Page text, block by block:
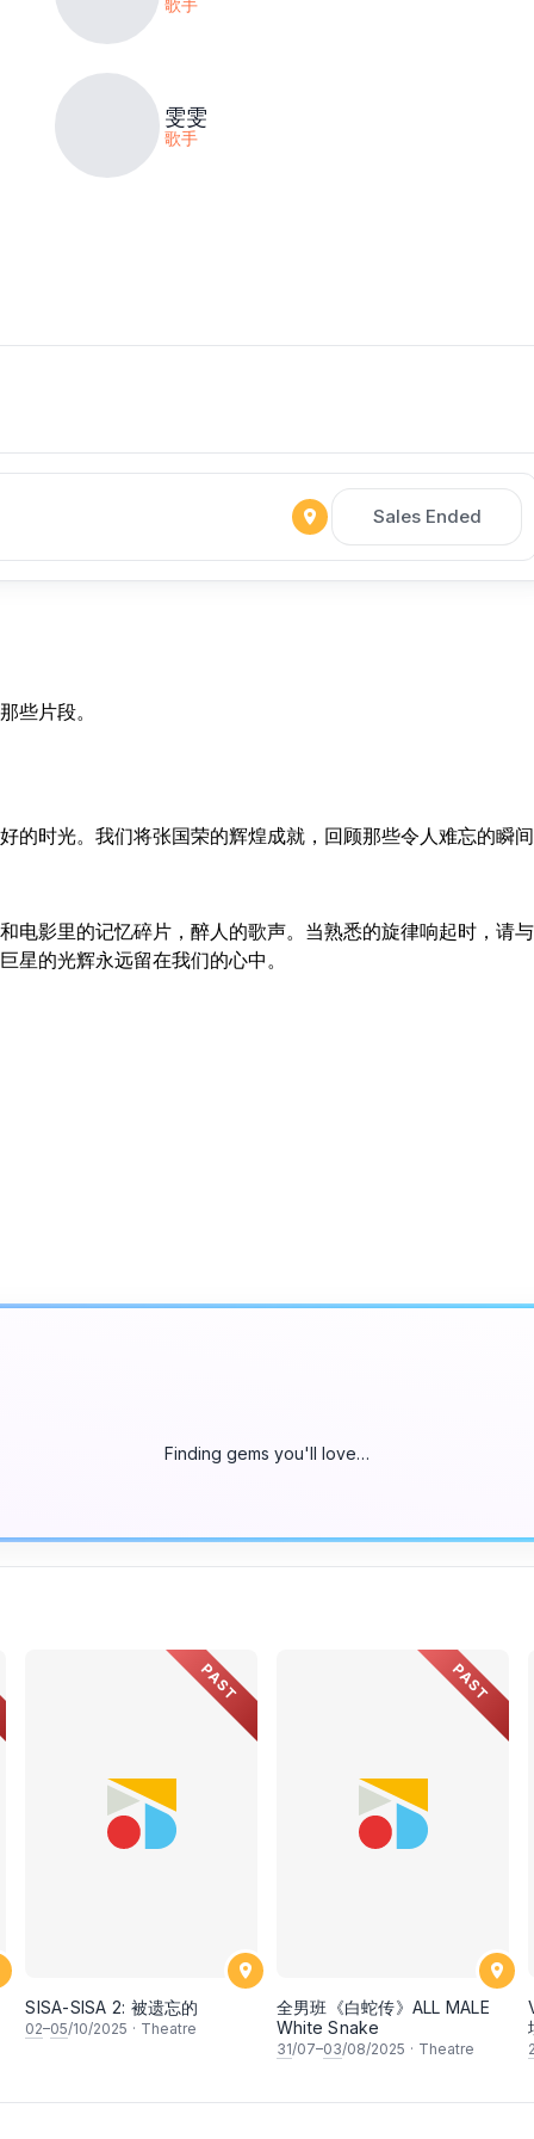
雯雯
歌手
Sales Ended
些片段。
的时光。我们将张国荣的辉煌成就，回顾那些令人难忘的瞬
电影里的记忆碎片，醉人的歌声。当熟悉的旋律响起时，请
星的光辉永远留在我们的心中。
Finding gems you'll love…
PAST
SISA-SISA 2: 被遗忘的
02–05/10/2025 · Theatre
PAST
全男班《白蛇传》ALL MALE
White Snake
31/07–03/08/2025 · Theatre